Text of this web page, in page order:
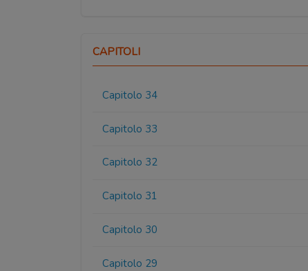
CAPITOLI
Capitolo 34
Capitolo 33
Capitolo 32
Capitolo 31
Capitolo 30
Capitolo 29